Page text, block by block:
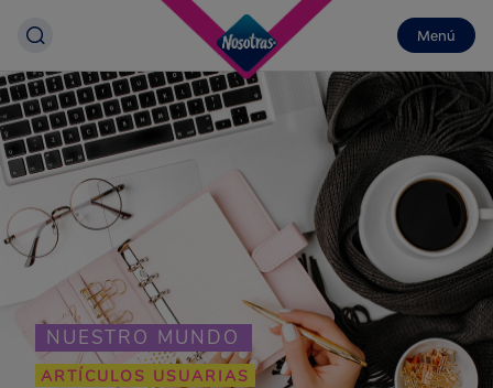
Menú
NUESTRO MUNDO
ARTÍCULOS USUARIAS